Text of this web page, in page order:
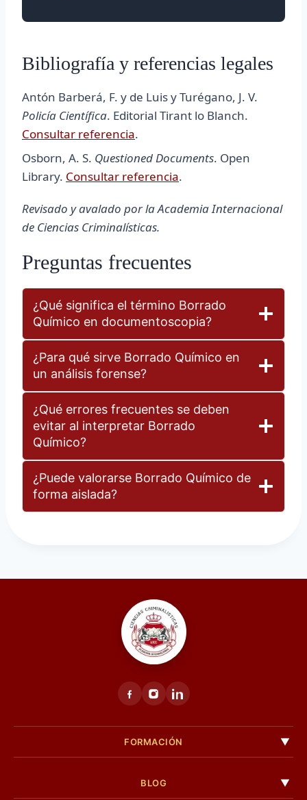
Bibliografía y referencias legales
Antón Barberá, F. y de Luis y Turégano, J. V.
Policía Científica. Editorial Tirant lo Blanch.
Consultar referencia.
Osborn, A. S. Questioned Documents. Open
Library. Consultar referencia.
Revisado y avalado por la Academia Internacional
de Ciencias Criminalísticas.
Preguntas frecuentes
¿Qué significa el término Borrado
Químico en documentoscopia?
¿Para qué sirve Borrado Químico en
un análisis forense?
¿Qué errores frecuentes se deben
evitar al interpretar Borrado
Químico?
¿Puede valorarse Borrado Químico de
forma aislada?
FORMACIÓN
BLOG